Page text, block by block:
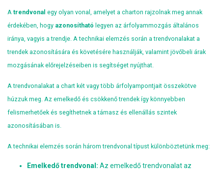
A trendvonal egy olyan vonal, amelyet a charton rajzolnak meg annak
érdekében, hogy azonosítható legyen az árfolyammozgás általános
iránya, vagyis a trendje. A technikai elemzés során a trendvonalakat a
trendek azonosítására és követésére használják, valamint jövőbeli árak
mozgásának előrejelzéseiben is segítséget nyújthat.
A trendvonalakat a chart két vagy több árfolyampontjait összekötve
húzzuk meg. Az emelkedő és csökkenő trendek így könnyebben
felismerhetőek és segíthetnek a támasz és ellenállás szintek
azonosításában is.
A technikai elemzés során három trendvonal típust különböztetünk meg:
Emelkedő trendvonal: Az emelkedő trendvonalat az